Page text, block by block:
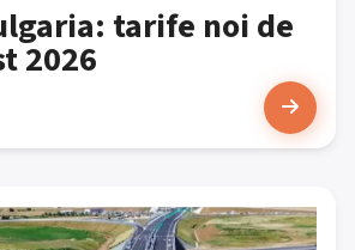
tarife noi de
2026